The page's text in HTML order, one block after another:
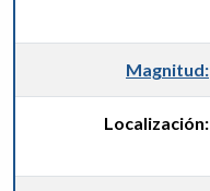
Magnitud:
Localización: